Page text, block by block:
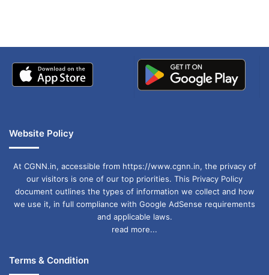
Website Policy
At CGNN.in, accessible from https://www.cgnn.in, the privacy of
our visitors is one of our top priorities. This Privacy Policy
document outlines the types of information we collect and how
we use it, in full compliance with Google AdSense requirements
and applicable laws.
read more...
Terms & Condition